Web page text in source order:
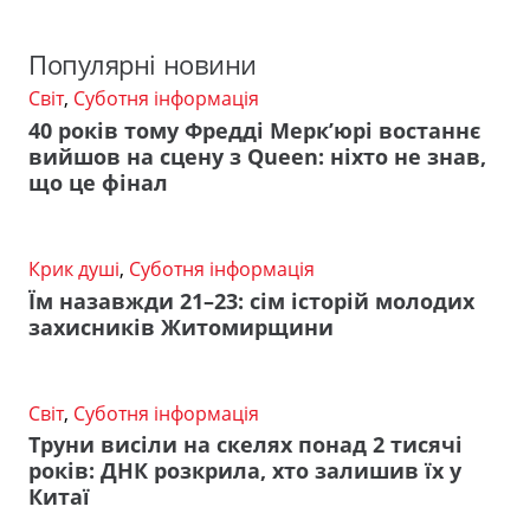
Популярні новини
Світ, Суботня інформація
40 років тому Фредді Мерк’юрі востаннє
вийшов на сцену з Queen: ніхто не знав,
що це фінал
Крик душі, Суботня інформація
Їм назавжди 21–23: сім історій молодих
захисників Житомирщини
Світ, Суботня інформація
Труни висіли на скелях понад 2 тисячі
років: ДНК розкрила, хто залишив їх у
Китаї